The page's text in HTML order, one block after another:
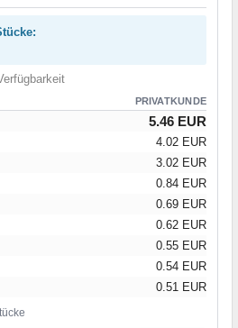
PRIVATKUNDE
5.46 EUR
4.02 EUR
3.02 EUR
0.84 EUR
0.69 EUR
0.62 EUR
0.55 EUR
0.54 EUR
0.51 EUR